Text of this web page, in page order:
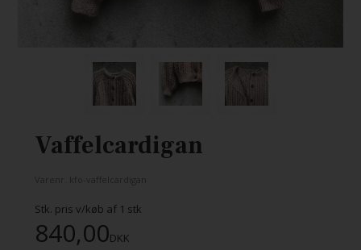
Vaffelcardigan
Stk. pris v/køb af 1 stk
840,00DKK